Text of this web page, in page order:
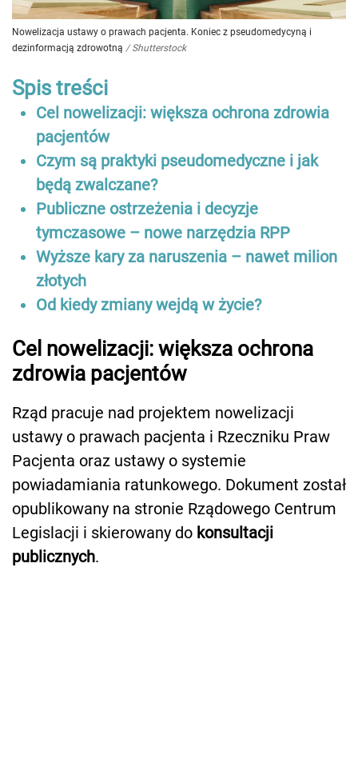
Nowelizacja ustawy o prawach pacjenta. Koniec z pseudomedycyną i
dezinformacją zdrowotną / Shutterstock
Spis treści
Cel nowelizacji: większa ochrona zdrowia
pacjentów
Czym są praktyki pseudomedyczne i jak
będą zwalczane?
Publiczne ostrzeżenia i decyzje
tymczasowe – nowe narzędzia RPP
Wyższe kary za naruszenia – nawet milion
złotych
Od kiedy zmiany wejdą w życie?
Cel nowelizacji: większa ochrona
zdrowia pacjentów
Rząd pracuje nad projektem nowelizacji
ustawy o prawach pacjenta i Rzeczniku Praw
Pacjenta oraz ustawy o systemie
powiadamiania ratunkowego. Dokument został
opublikowany na stronie Rządowego Centrum
Legislacji i skierowany do konsultacji
publicznych.